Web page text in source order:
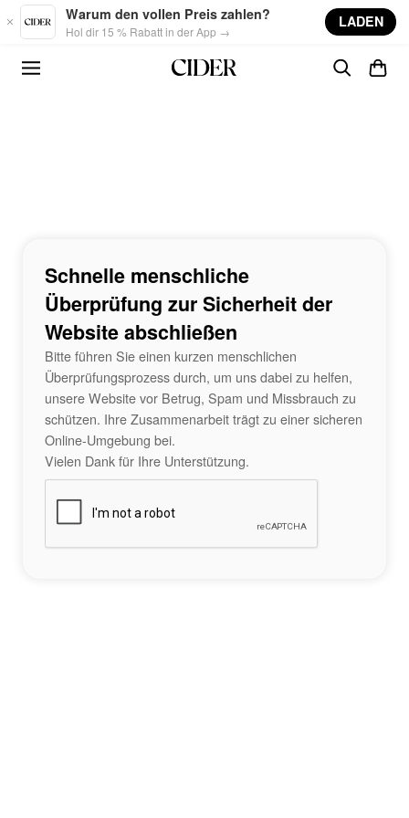
Skip to main content
Warum den vollen Preis zahlen?
Hol dir 15 % Rabatt in der App →
LADEN
Schnelle menschliche
Überprüfung zur Sicherheit der
Website abschließen
Bitte führen Sie einen kurzen menschlichen
Überprüfungsprozess durch, um uns dabei zu helfen,
unsere Website vor Betrug, Spam und Missbrauch zu
schützen. Ihre Zusammenarbeit trägt zu einer sicheren
Online-Umgebung bei.
Vielen Dank für Ihre Unterstützung.